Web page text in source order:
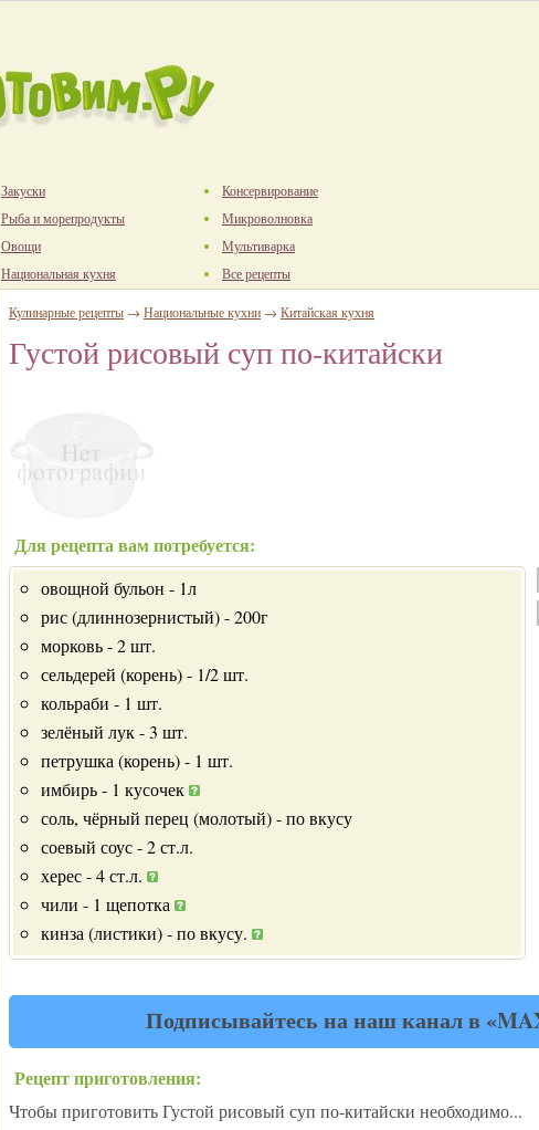
Закуски
Рыба и морепродукты
Овощи
Национальная кухня
Консервирование
Микроволновка
Мультиварка
Все рецепты
Кулинарные рецепты → Национальные кухни → Китайская кухня
Густой рисовый суп по-китайски
Для рецепта вам потребуется:
овощной бульон - 1л
рис (длиннозернистый) - 200г
морковь - 2 шт.
сельдерей (корень) - 1/2 шт.
кольраби - 1 шт.
зелёный лук - 3 шт.
петрушка (корень) - 1 шт.
имбирь - 1 кусочек
соль, чёрный перец (молотый) - по вкусу
соевый соус - 2 ст.л.
херес - 4 ст.л.
чили - 1 щепотка
кинза (листики) - по вкусу.
Подписывайтесь на наш канал в
Рецепт приготовления:
Чтобы приготовить Густой рисовый суп по-китайски необходимо...